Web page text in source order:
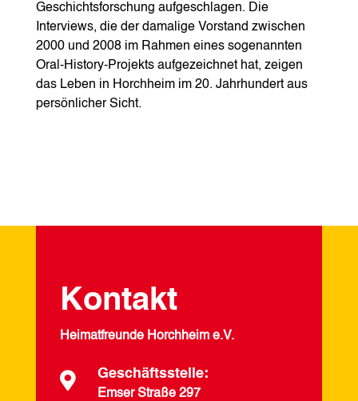
Geschichtsforschung aufgeschlagen. Die
Interviews, die der damalige Vorstand zwischen
2000 und 2008 im Rahmen eines sogenannten
Oral-History-Projekts aufgezeichnet hat, zeigen
das Leben in Horchheim im 20. Jahrhundert aus
persönlicher Sicht.
Kontakt
Heimatfreunde Horchheim e.V.
 Geschäftsstelle:
Emser Straße 297